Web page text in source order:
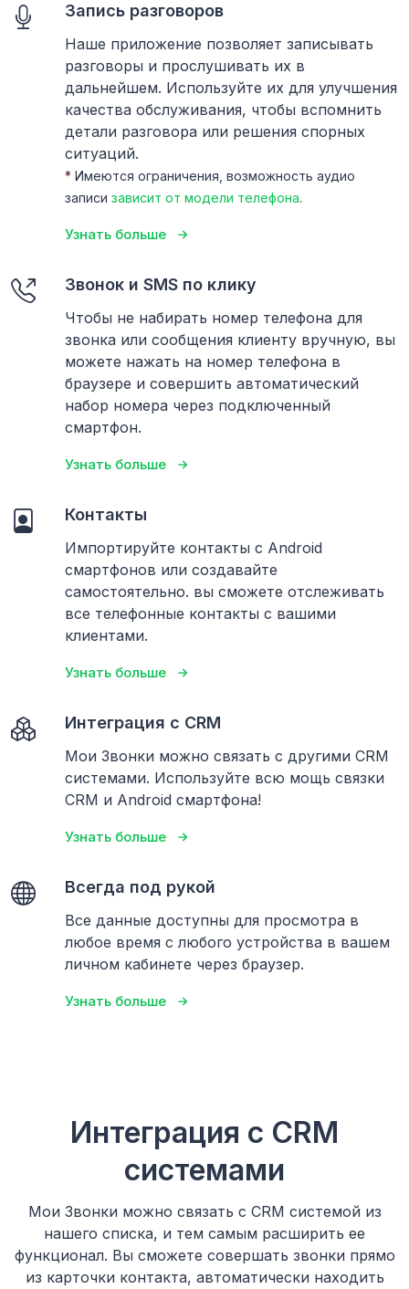
Запись разговоров
Наше приложение позволяет записывать
разговоры и прослушивать их в
дальнейшем. Используйте их для улучшения
качества обслуживания, чтобы вспомнить
детали разговора или решения спорных
ситуаций.
* Имеются ограничения, возможность аудио
записи зависит от модели телефона.
Узнать больше
Звонок и SMS по клику
Чтобы не набирать номер телефона для
звонка или сообщения клиенту вручную, вы
можете нажать на номер телефона в
браузере и совершить автоматический
набор номера через подключенный
смартфон.
Узнать больше
Контакты
Импортируйте контакты с Android
смартфонов или создавайте
самостоятельно. вы сможете отслеживать
все телефонные контакты с вашими
клиентами.
Узнать больше
Интеграция с CRM
Мои Звонки можно связать с другими CRM
системами. Используйте всю мощь связки
CRM и Android смартфона!
Узнать больше
Всегда под рукой
Все данные доступны для просмотра в
любое время с любого устройства в вашем
личном кабинете через браузер.
Узнать больше
Интеграция с CRM
системами
Мои Звонки можно связать с CRM системой из
нашего списка, и тем самым расширить ее
функционал. Вы сможете совершать звонки прямо
из карточки контакта, автоматически находить